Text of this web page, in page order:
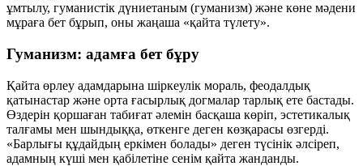
ұмтылу, гуманистік дүниетаным (гуманизм) және көне мәдени
мұраға бет бұрып, оны жаңаша «қайта түлету».
Гуманизм: адамға бет бұру
Қайта өрлеу адамдарына шіркеулік мораль, феодалдық
қатынастар және орта ғасырлық догмалар тарлық ете бастады.
Өздерін қоршаған табиғат әлемін басқаша көріп, эстетикалық
талғамы мен шындыққа, өткенге деген көзқарасы өзгерді.
«Барлығы құдайдың еркімен болады» деген түсінік әлсіреп,
адамның күші мен қабілетіне сенім қайта жанданды.